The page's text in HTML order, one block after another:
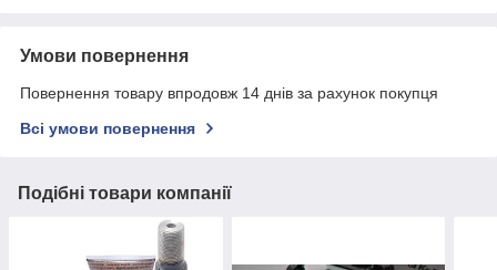
Умови повернення
Повернення товару впродовж 14 днів за рахунок покупця
Всі умови повернення
Подібні товари компанії